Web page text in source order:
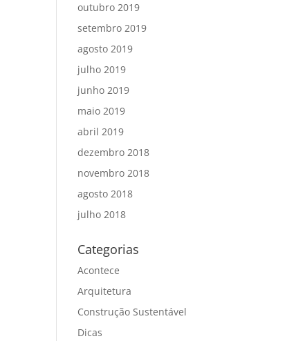
outubro 2019
setembro 2019
agosto 2019
julho 2019
junho 2019
maio 2019
abril 2019
dezembro 2018
novembro 2018
agosto 2018
julho 2018
Categorias
Acontece
Arquitetura
Construção Sustentável
Dicas